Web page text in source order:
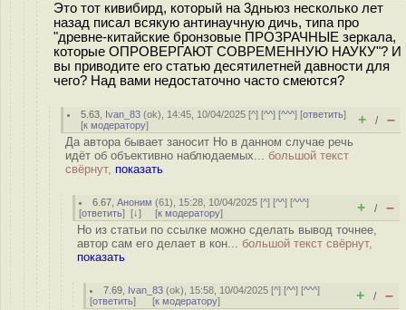
Это тот кивибирд, который на 3дньюз несколько лет
назад писал всякую антинаучную дичь, типа про
"древне-китайские бронзовые ПРОЗРАЧНЫЕ зеркала,
которые ОПРОВЕРГАЮТ СОВРЕМЕННУЮ НАУКУ"? И
вы приводите его статью десятилетней давности для
чего? Над вами недостаточно часто смеются?
5.63 Ivan_83 (ok), 14:45, 10/04/2025 [^] [^^] [^^^] [ответить]
[к модератору] + / –
Да автора бывает заносит Но в данном случае речь
идёт об объективно наблюдаемых... большой текст
свёрнут, показать
6.67 ,Аноним (61), 15:28, 10/04/2025 [^] [^^] [^^^]
[ответить] [↓] [к модератору] + / –
Но из статьи по ссылке можно сделать вывод точнее,
автор сам его делает в кон... большой текст свёрнут,
показать
7.69 Ivan_83 (ok), 15:58, 10/04/2025 [^] [^^] [^^^]
[ответить] [к модератору] + / –